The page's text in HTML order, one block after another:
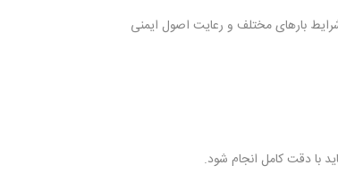
بارهای مختلف و رعایت اصول ایمنی
با دقت کامل انجام شود.